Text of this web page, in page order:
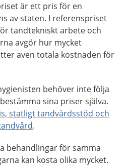
är ett pris för en
av staten. I referenspriset
tandtekniskt arbete och
avgör hur mycket
aven totala kostnaden för
behöver inte följa
sina priser själva.
statligt tandvårdsstöd och
.
behandlingar för samma
kan kosta olika mycket.